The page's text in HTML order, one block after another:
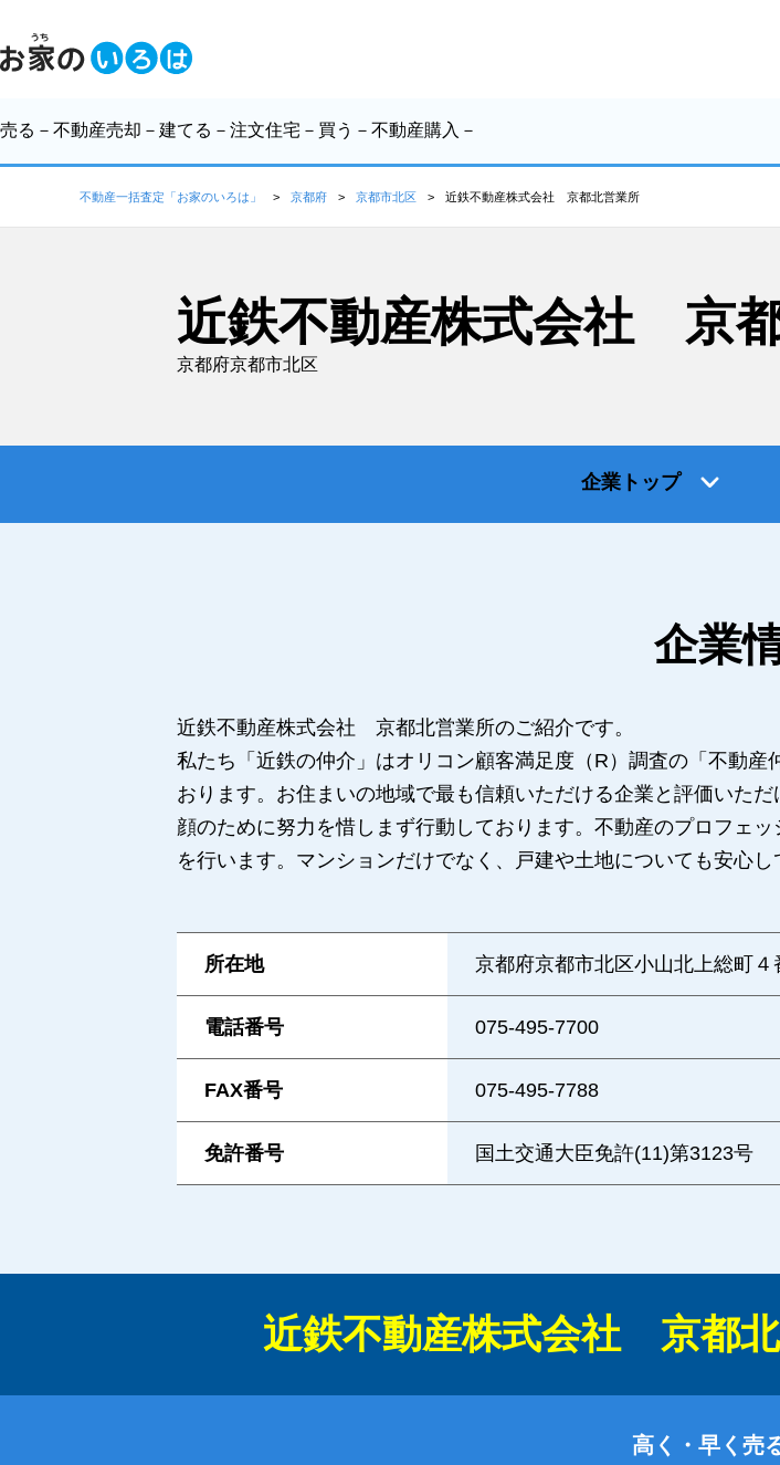
売る －不動産売却－ 建てる －注文住宅－ 買う －不動産購入－
不動産一括査定「お家のいろは」 京都府 京都市北区 近鉄不動産株式会社 京都北営業所
近鉄不動産株式会社 京
京都府京都市北区
企業トップ
企業
近鉄不動産株式会社 京都北営業所のご紹介です。
私たち「近鉄の仲介」はオリコン顧客満足度（R）調査の「不動
おります。お住まいの地域で最も信頼いただける企業と評価いた
顔のために努力を惜しまず行動しております。不動産のプロフェ
を行います。マンションだけでなく、戸建や土地についても安心し
所在地 京都府京都市北区小山北上総町
電話番号 075-495-7700
FAX番号 075-495-7788
免許番号 国土交通大臣免許(11)第3123号
近鉄不動産株式会社 京都
高く・早く売